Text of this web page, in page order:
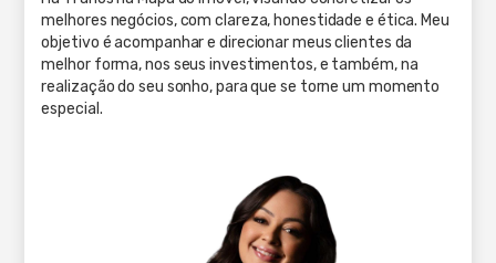
melhores negócios, com clareza, honestidade e ética. Meu
objetivo é acompanhar e direcionar meus clientes da
melhor forma, nos seus investimentos, e também, na
realização do seu sonho, para que se torne um momento
especial.